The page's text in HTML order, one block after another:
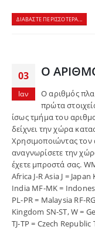
ΔΙΑΒΆΣΤΕ ΠΕΡΙΣΣΌΤΕΡΑ...
03
Ιαν
Ο
Ο αριθμός
πρώτα
ίσως τμήμα του
δείχνει την χώρα
Χρησιμοποιώντας
αναγνωρίσετε την
έχετε μπροστά σας.
Africa J-R Asia J =
India MF-MK =
PL-PR = Malaysia RF-
Kingdom SN-ST, W =
TJ-TP = Czech Republic